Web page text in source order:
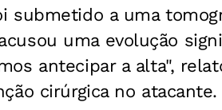
submetido a uma
uma evolução
antecipar a alta",
cirúrgica no atacante.